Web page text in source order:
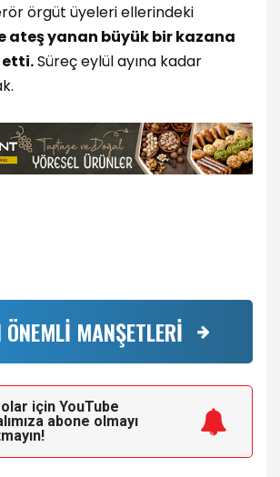
örgüt üyeleri ellerindeki
ateş yanan büyük bir kazana
Süreç eylül ayına kadar
ÖNEMLİ MANŞETLERİ
için YouTube
abone olmayı